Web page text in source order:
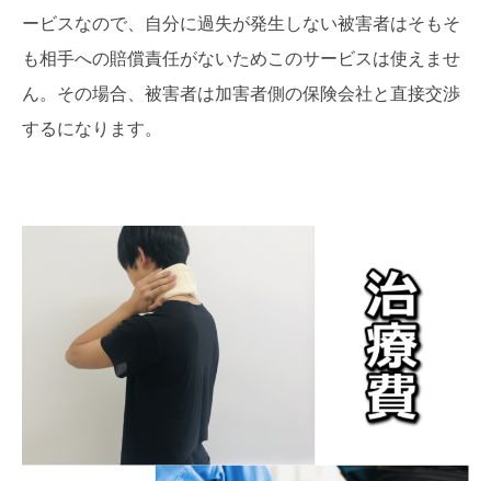
ービスなので、自分に過失が発生しない被害者はそもそ
も相手への賠償責任がないためこのサービスは使えませ
ん。その場合、被害者は加害者側の保険会社と直接交渉
するになります。